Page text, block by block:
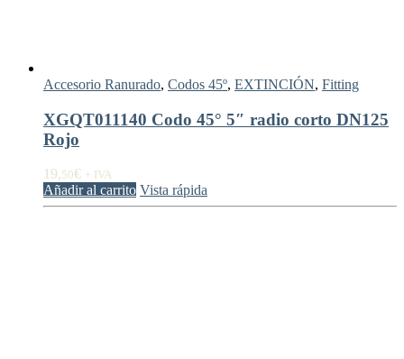
Accesorio Ranurado, Codos 45º, EXTINCIÓN, Fitting
XGQT011140 Codo 45° 5″ radio corto DN125
Rojo
19,50€ + IVA
Añadir al carrito Vista rápida